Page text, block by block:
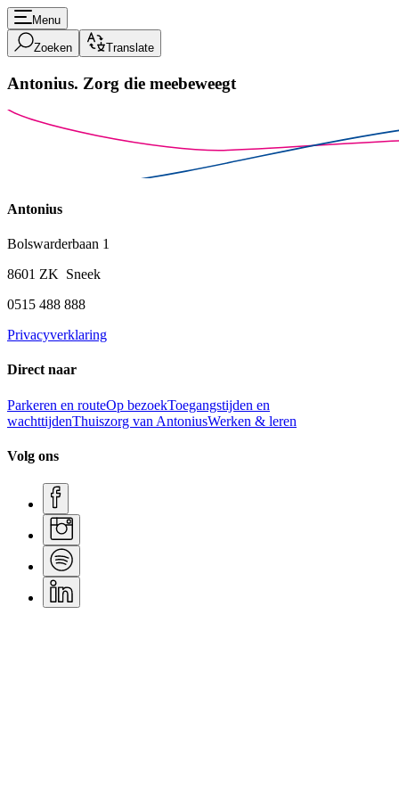
Menu
Zoeken Translate
Antonius. Zorg die meebeweegt
Antonius
Bolswarderbaan 1
8601 ZK Sneek
0515 488 888
Privacyverklaring
Direct naar
Parkeren en routeOp bezoekToegangstijden en
wachttijdenThuiszorg van AntoniusWerken & leren
Volg ons